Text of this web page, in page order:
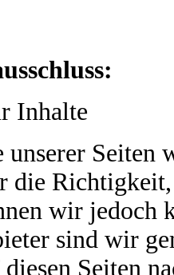
Inhalte
unserer Seiten
die
wir jedoch
sind wir
Seiten